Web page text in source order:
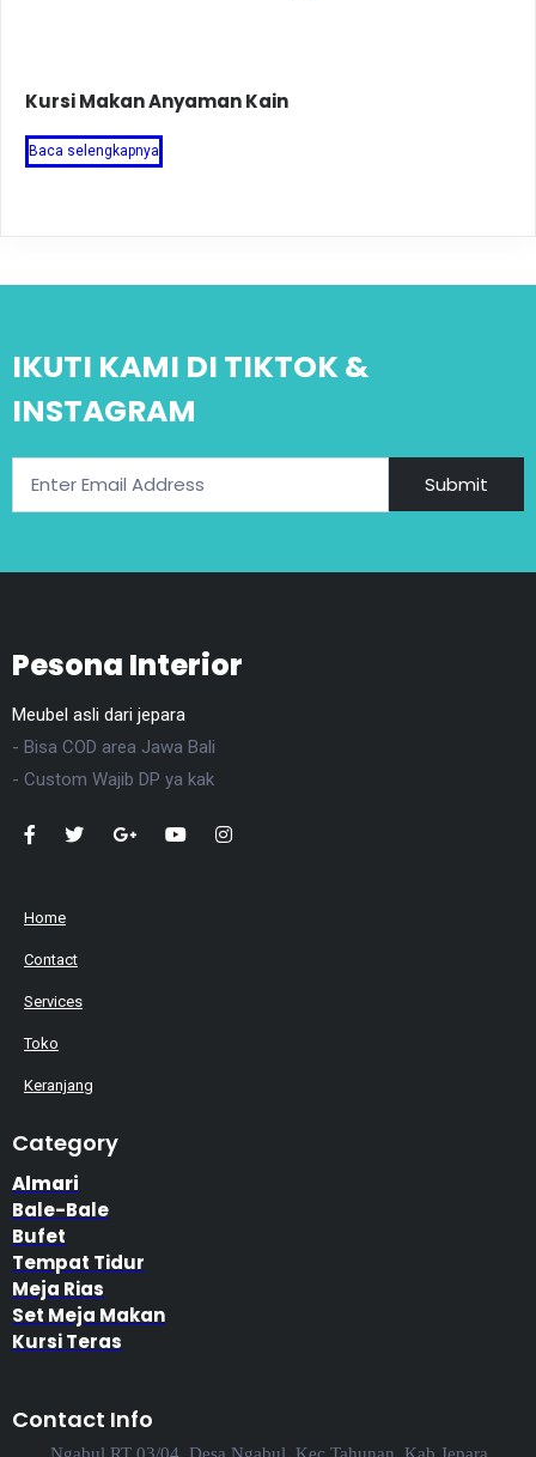
Kursi Makan Anyaman Kain
Baca selengkapnya
IKUTI KAMI DI TIKTOK &
INSTAGRAM
Submit
Pesona Interior
Meubel asli dari jepara
- Bisa COD area Jawa Bali
- Custom Wajib DP ya kak
Home
Contact
Services
Toko
Keranjang
Category
Almari
Bale-Bale
Bufet
Tempat Tidur
Meja Rias
Set Meja Makan
Kursi Teras
Contact Info
Ngabul RT 03/04, Desa Ngabul, Kec Tahunan, Kab Jepara,